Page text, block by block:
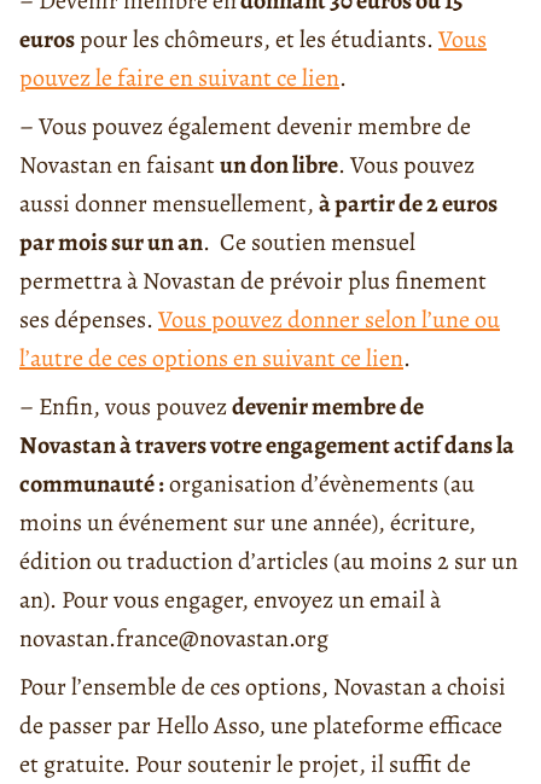
eurospour les chômeurs, et les étudiants.Vous
pouvez le faire en suivant ce lien.
– Vous pouvez également devenir membre de
Novastan en faisantun don libre. Vous pouvez
aussi donner mensuellement,à partir de 2 euros
par mois sur un an. Ce soutien mensuel
permettra à Novastan de prévoir plus finement
ses dépenses.Vous pouvez donner selon l’une ou
l’autre de ces options en suivant ce lien.
– Enfin, vous pouvezdevenir membre de
Novastan à travers votre engagement actif dans la
communauté :organisation d’évènements (au
moins un événement sur une année), écriture,
édition ou traduction d’articles (au moins 2 sur un
an). Pour vous engager, envoyez un email à
novastan.france@novastan.org
Pour l’ensemble de ces options, Novastan a choisi
de passer par Hello Asso, une plateforme efficace
et gratuite. Pour soutenir le projet, il suffit de